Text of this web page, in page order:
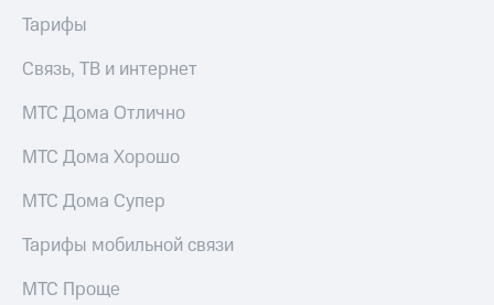
Тарифы
Связь, ТВ и интернет
МТС Дома Отлично
МТС Дома Хорошо
МТС Дома Супер
Тарифы мобильной связи
МТС Проще